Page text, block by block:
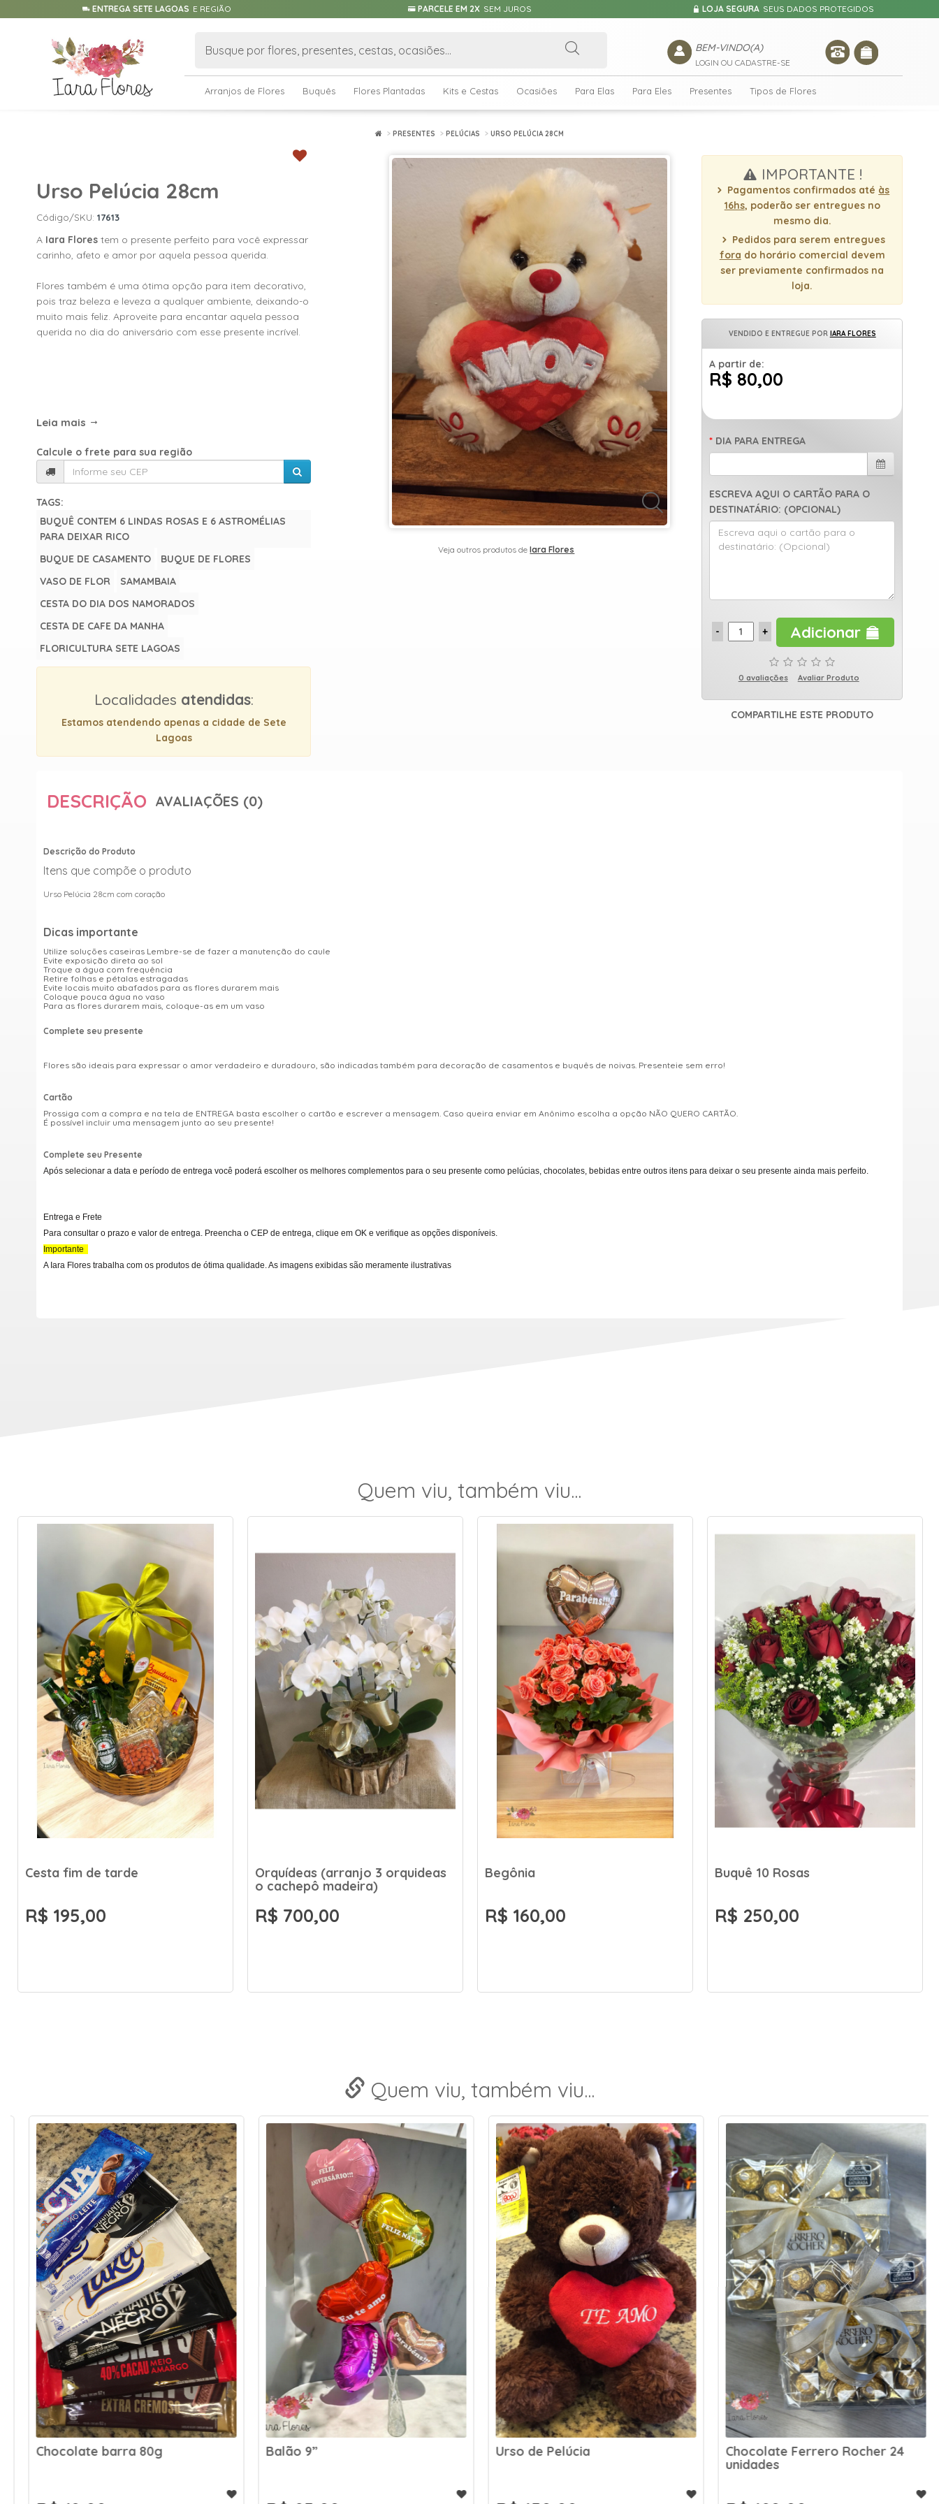
ENTREGA SETE LAGOAS E REGIÃO PARCELE EM 2X SEM JUROS LOJA SEGURA SEUS DADOS PROTEGIDOS
BEM-VINDO(A)
LOGIN OU CADASTRE-SE
Arranjos de Flores Buquês Flores Plantadas Kits e Cestas Ocasiões Para Elas Para Eles Presentes Tipos de Flores
PRESENTES PELÚCIAS URSO PELÚCIA 28CM
Urso Pelúcia 28cm
Código/SKU: 17613
A Iara Flores tem o presente perfeito para você expressar
carinho, afeto e amor por aquela pessoa querida.
Flores também é uma ótima opção para item decorativo,
pois traz beleza e leveza a qualquer ambiente, deixando-o
muito mais feliz. Aproveite para encantar aquela pessoa
querida no dia do aniversário com esse presente incrível.
Leia mais
Calcule o frete para sua região
TAGS:
BUQUÊ CONTEM 6 LINDAS ROSAS E 6 ASTROMÉLIAS
PARA DEIXAR RICO
BUQUE DE CASAMENTO
BUQUE DE FLORES
VASO DE FLOR
SAMAMBAIA
CESTA DO DIA DOS NAMORADOS
CESTA DE CAFE DA MANHA
FLORICULTURA SETE LAGOAS
Localidades atendidas:
Estamos atendendo apenas a cidade de Sete
Lagoas
Veja outros produtos deIara Flores
IMPORTANTE !
Pagamentos confirmados até às
16hs, poderão ser entregues no
mesmo dia.
Pedidos para serem entregues
fora do horário comercial devem
ser previamente confirmados na
loja.
VENDIDO E ENTREGUE POR IARA FLORES
A partir de:
R$ 80,00
DIA PARA ENTREGA
ESCREVA AQUI O CARTÃO PARA O
DESTINATÁRIO: (OPCIONAL)
Adicionar
0 avaliações Avaliar Produto
COMPARTILHE ESTE PRODUTO
DESCRIÇÃO AVALIAÇÕES (0)
Descrição do Produto
Itens que compõe o produto
Urso Pelúcia 28cm com coração
Dicas importante
Utilize soluções caseiras Lembre-se de fazer a manutenção do caule
Evite exposição direta ao sol
Troque a água com frequência
Retire folhas e pétalas estragadas
Evite locais muito abafados para as flores durarem mais
Coloque pouca água no vaso
Para as flores durarem mais, coloque-as em um vaso
Complete seu presente
Flores são ideais para expressar o amor verdadeiro e duradouro, são indicadas também para decoração de casamentos e buquês de noivas. Presenteie sem erro!
Cartão
Prossiga com a compra e na tela de ENTREGA basta escolher o cartão e escrever a mensagem. Caso queira enviar em Anônimo escolha a opção NÃO QUERO CARTÃO.
É possível incluir uma mensagem junto ao seu presente!
Complete seu Presente
Após selecionar a data e período de entrega você poderá escolher os melhores complementos para o seu presente como pelúcias, chocolates, bebidas entre outros itens para deixar o seu presente ainda mais perfeito.
Entrega e Frete
Para consultar o prazo e valor de entrega. Preencha o CEP de entrega, clique em OK e verifique as opções disponíveis.
Importante
A Iara Flores trabalha com os produtos de ótima qualidade. As imagens exibidas são meramente ilustrativas
Quem viu, também viu...
Cesta fim de tarde
R$ 195,00
Orquídeas (arranjo 3 orquideas
o cachepô madeira)
R$ 700,00
Begônia
R$ 160,00
Buquê 10 Rosas
R$ 250,00
Quem viu, também viu...
Chocolate barra 80g Balão 9” Urso de Pelúcia
Chocolate Ferrero Rocher 24
unidades